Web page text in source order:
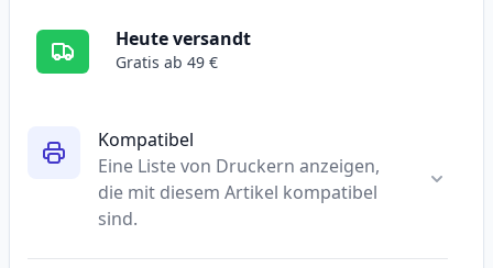
Kompatibel
Eine Liste von Druckern anzeigen,
die mit diesem Artikel kompatibel
sind.
Heute versandt
Gratis ab 49 €